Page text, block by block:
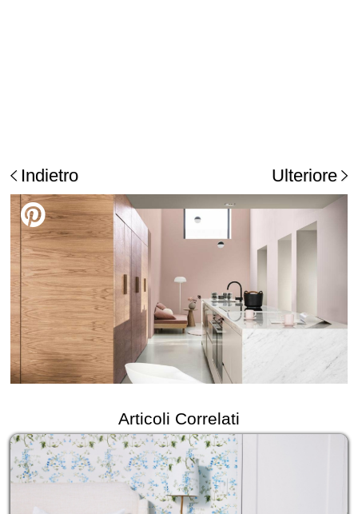
Indietro Ulteriore
Articoli Correlati